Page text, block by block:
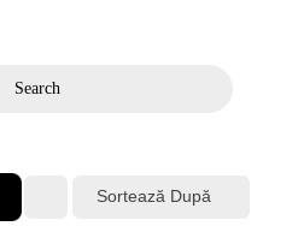
Search
Sortează După